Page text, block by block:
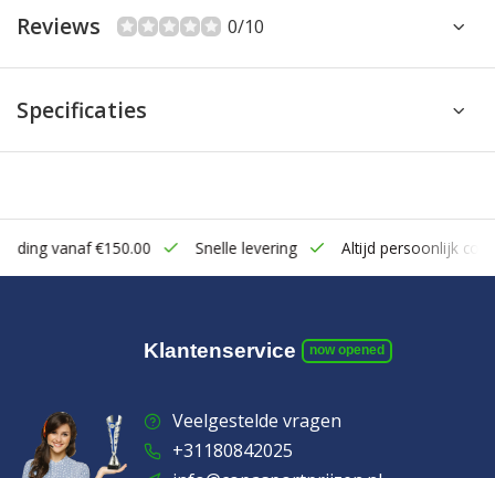
Reviews 0/10
Specificaties
vanaf €150.00 Snelle levering Altijd persoonlijk
Klantenservice now opened
Veelgestelde vragen
+31180842025